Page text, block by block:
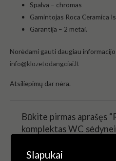
Spalva – chromas
Gamintojas Roca Ceramica
Garantija – 2 metai.
Norėdami gauti daugiau
info@klozetodangciai.lt
Atsiliepimų dar nėra.
Būkite pirmas aprašęs
komplektas WC
pažymėti *
Slapukai